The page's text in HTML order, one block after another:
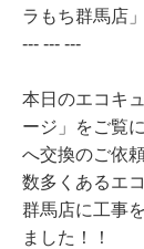
ラもち群馬店」
--- --- ---
本日のエコキ
ージ」をご覧
へ交換のご依
数多くあるエ
群馬店に工事
ました！！